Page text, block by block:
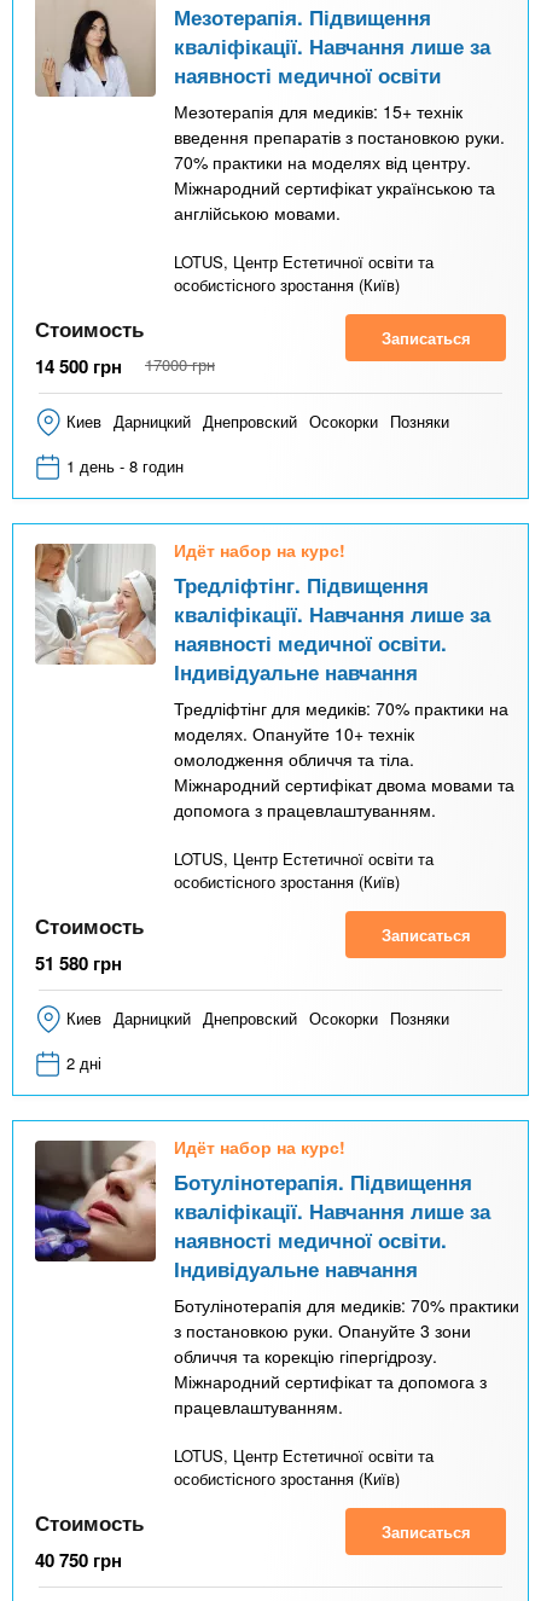
Мезотерапія. Підвищення
кваліфікації. Навчання лише за
наявності медичної освіти
Мезотерапія для медиків: 15+ технік
введення препаратів з постановкою руки.
70% практики на моделях від центру.
Міжнародний сертифікат українською та
англійською мовами.
LOTUS, Центр Естетичної освіти та
особистісного зростання (Київ)
Стоимость
14 500 грн 17000 грн
Записаться
Киев Дарницкий Днепровский Осокорки Позняки
1 день - 8 годин
Идёт набор на курс!
Тредліфтінг. Підвищення
кваліфікації. Навчання лише за
наявності медичної освіти.
Індивідуальне навчання
Тредліфтінг для медиків: 70% практики на
моделях. Опануйте 10+ технік
омолодження обличчя та тіла.
Міжнародний сертифікат двома мовами та
допомога з працевлаштуванням.
LOTUS, Центр Естетичної освіти та
особистісного зростання (Київ)
Стоимость
51 580 грн
Записаться
Киев Дарницкий Днепровский Осокорки Позняки
2 дні
Идёт набор на курс!
Ботулінотерапія. Підвищення
кваліфікації. Навчання лише за
наявності медичної освіти.
Індивідуальне навчання
Ботулінотерапія для медиків: 70% практики
з постановкою руки. Опануйте 3 зони
обличчя та корекцію гіпергідрозу.
Міжнародний сертифікат та допомога з
працевлаштуванням.
LOTUS, Центр Естетичної освіти та
особистісного зростання (Київ)
Стоимость
40 750 грн
Записаться